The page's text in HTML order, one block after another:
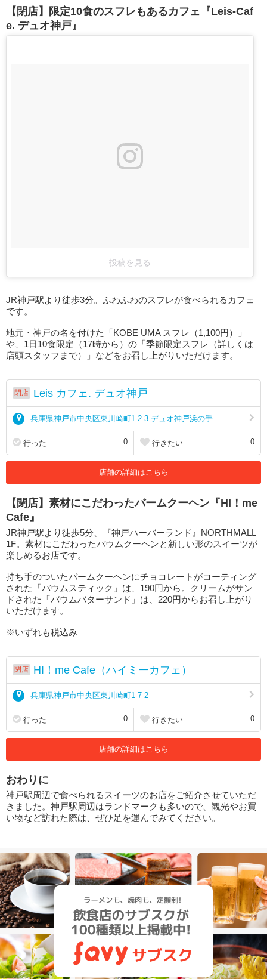
【閉店】限定10食のスフレもあるカフェ『Leis-Caf
e. デュオ神戸』
投稿を見る
JR神戸駅より徒歩3分。ふわふわのスフレが食べられるカフェ
です。
地元・神戸の名を付けた「KOBE UMA スフレ（1,100円）」
や、1日10食限定（17時から）の「季節限定スフレ（詳しくは
店頭スタッフまで）」などをお召し上がりいただけます。
閉店 Leis カフェ. デュオ神戸
兵庫県神戸市中央区東川崎町1-2-3 デュオ神戸浜の手
行った 0 行きたい 0
店舗の詳細はこちら
【閉店】素材にこだわったバームクーヘン『HI！me
Cafe』
JR神戸駅より徒歩5分、『神戸ハーバーランド』NORTHMALL
1F。素材にこだわったバウムクーヘンと新しい形のスイーツが
楽しめるお店です。
持ち手のついたバームクーヘンにチョコレートがコーティング
された「バウムスティック」は、190円から。クリームがサン
ドされた「バウムバターサンド」は、220円からお召し上がり
いただけます。
※いずれも税込み
閉店 HI！me Cafe（ハイミーカフェ）
兵庫県神戸市中央区東川崎町1-7-2
行った 0 行きたい 0
店舗の詳細はこちら
おわりに
神戸駅周辺で食べられるスイーツのお店をご紹介させていただ
きました。神戸駅周辺はランドマークも多いので、観光やお買
い物など訪れた際は、ぜひ足を運んでみてください。